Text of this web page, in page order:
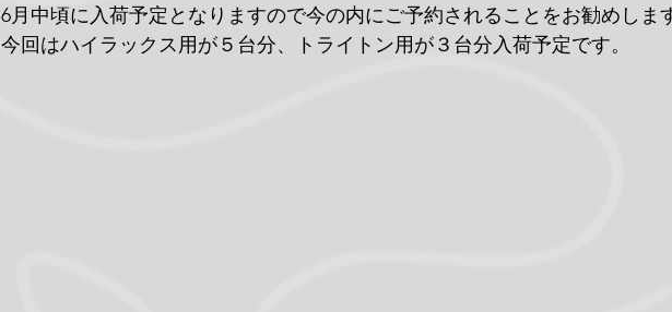
6月中頃に入荷予定となりますので今の内にご予約されることをお勧めしま
今回はハイラックス用が５台分、トライトン用が３台分入荷予定です。